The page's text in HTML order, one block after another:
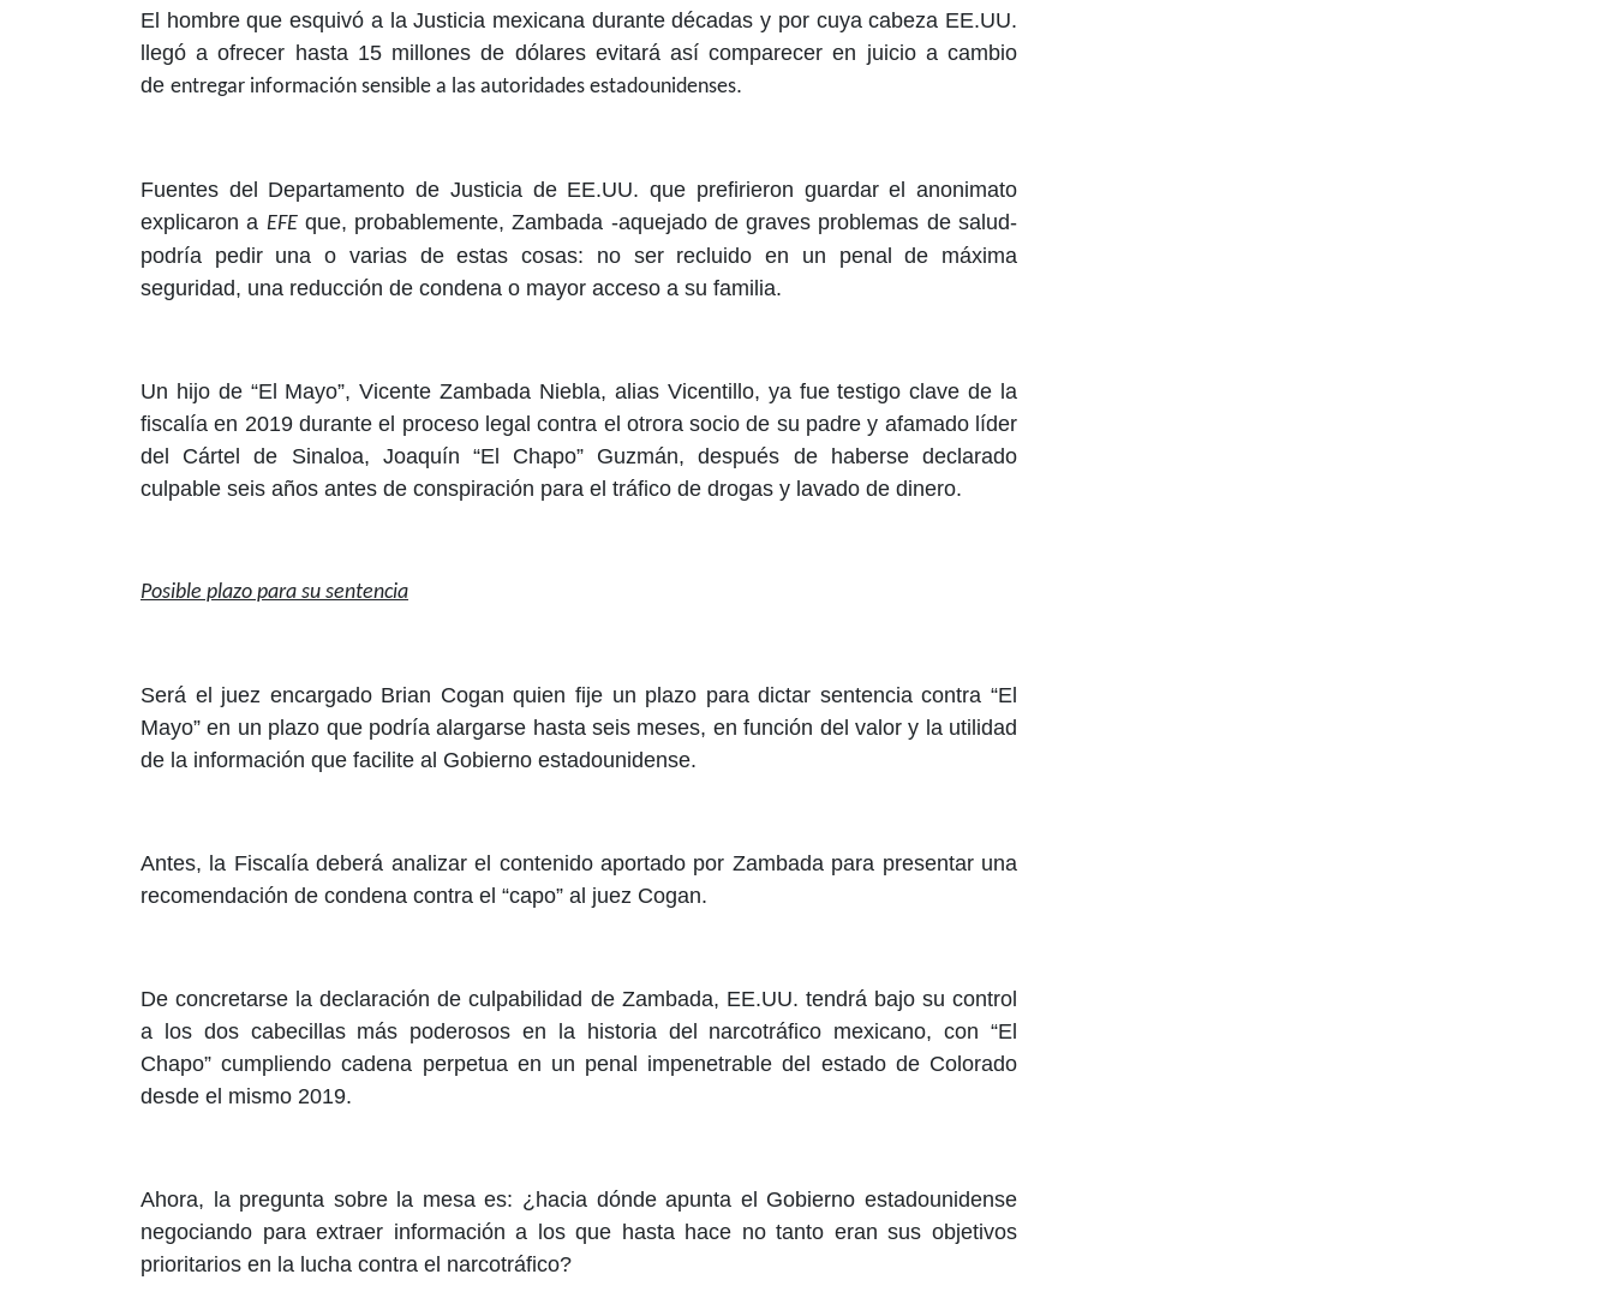
El hombre que esquivó a la Justicia mexicana durante décadas y por cuya cabeza EE.UU.
llegó a ofrecer hasta 15 millones de dólares evitará así comparecer en juicio a cambio
de entregar información sensible a las autoridades estadounidenses.
Fuentes del Departamento de Justicia de EE.UU. que prefirieron guardar el anonimato
explicaron a EFEque, probablemente, Zambada -aquejado de graves problemas de salud-
podría pedir una o varias de estas cosas: no ser recluido en un penal de máxima
seguridad, una reducción de condena o mayor acceso a su familia.
Un hijo de “El Mayo”, Vicente Zambada Niebla, alias Vicentillo, ya fue testigo clave de la
fiscalía en 2019 durante el proceso legal contra el otrora socio de su padre y afamado líder
del Cártel de Sinaloa, Joaquín “El Chapo” Guzmán, después de haberse declarado
culpable seis años antes de conspiración para el tráfico de drogas y lavado de dinero.
Posible plazo para su sentencia
Será el juez encargado Brian Cogan quien fije un plazo para dictar sentencia contra “El
Mayo” en un plazo que podría alargarse hasta seis meses, en función del valor y la utilidad
de la información que facilite al Gobierno estadounidense.
Antes, la Fiscalía deberá analizar el contenido aportado por Zambada para presentar una
recomendación de condena contra el “capo” al juez Cogan.
De concretarse la declaración de culpabilidad de Zambada, EE.UU. tendrá bajo su control
a los dos cabecillas más poderosos en la historia del narcotráfico mexicano, con “El
Chapo” cumpliendo cadena perpetua en un penal impenetrable del estado de Colorado
desde el mismo 2019.
Ahora, la pregunta sobre la mesa es: ¿hacia dónde apunta el Gobierno estadounidense
negociando para extraer información a los que hasta hace no tanto eran sus objetivos
prioritarios en la lucha contra el narcotráfico?